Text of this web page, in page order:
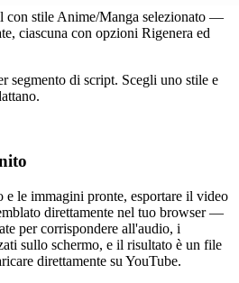
con stile Anime/Manga selezionato —
ciascuna con opzioni Rigenera ed
segmento di script. Scegli uno stile e
e le immagini pronte, esportare il video
direttamente nel tuo browser —
per corrispondere all'audio, i
sullo schermo, e il risultato è un file
direttamente su YouTube.